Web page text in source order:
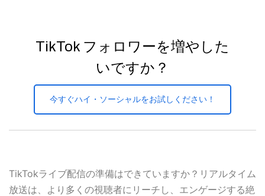
TikTok フォロワーを増やした
いですか？
今すぐハイ・ソーシャルをお試しください！
TikTokライブ配信の準備はできていますか？リアルタイム
放送は、より多くの視聴者にリーチし、エンゲージする絶